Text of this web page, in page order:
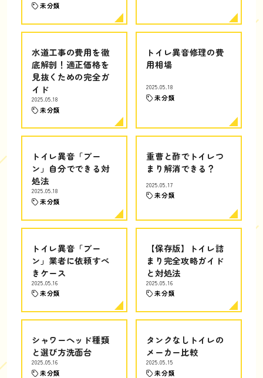
未分類
水道工事の費用を徹
底解剖！適正価格を
見抜くための完全ガ
イド
2025.05.18
未分類
トイレ異音修理の費
用相場
2025.05.18
未分類
トイレ異音「ブー
ン」自分でできる対
処法
2025.05.18
未分類
重曹と酢でトイレつ
まり解消できる？
2025.05.17
未分類
トイレ異音「ブー
ン」業者に依頼すべ
きケース
2025.05.16
未分類
【保存版】トイレ詰
まり完全攻略ガイド
と対処法
2025.05.16
未分類
シャワーヘッド種類
と選び方洗面台
2025.05.16
未分類
タンクなしトイレの
メーカー比較
2025.05.15
未分類